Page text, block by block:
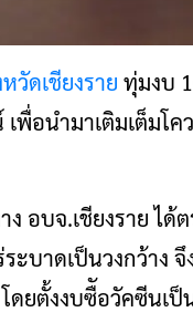
วัดเชียงราย ทุ่มงบ
อนำมาเติมเต็มโค
อบจ.เชียงราย ได้
บาดเป็นวงกว้าง จึ
ยตั้งงบซืัอวัคซีนเป็